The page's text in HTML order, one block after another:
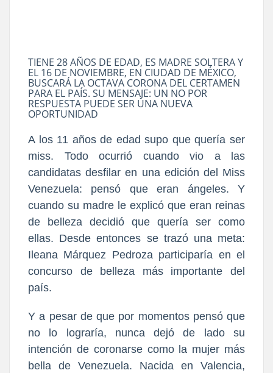
TIENE 28 AÑOS DE EDAD, ES MADRE SOLTERA Y
EL 16 DE NOVIEMBRE, EN CIUDAD DE MÉXICO,
BUSCARÁ LA OCTAVA CORONA DEL CERTAMEN
PARA EL PAÍS. SU MENSAJE: UN NO POR
RESPUESTA PUEDE SER UNA NUEVA
OPORTUNIDAD
A los 11 años de edad supo que quería ser
miss. Todo ocurrió cuando vio a las
candidatas desfilar en una edición del Miss
Venezuela: pensó que eran ángeles. Y
cuando su madre le explicó que eran reinas
de belleza decidió que quería ser como
ellas. Desde entonces se trazó una meta:
Ileana Márquez Pedroza participaría en el
concurso de belleza más importante del
país.
Y a pesar de que por momentos pensó que
no lo lograría, nunca dejó de lado su
intención de coronarse como la mujer más
bella de Venezuela. Nacida en Valencia,